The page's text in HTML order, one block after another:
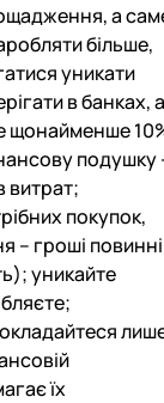
а
більше,
уникати
в банках, а
щонайменше
подушку
витрат;
покупок,
– гроші повинні
уникайте
їх